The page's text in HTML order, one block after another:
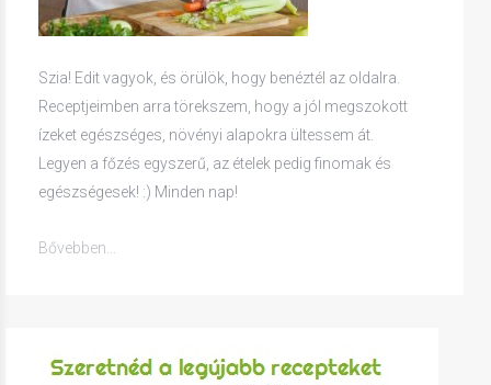
Szia! Edit vagyok, és örülök, hogy benéztél az oldalra.
Receptjeimben arra törekszem, hogy a jól megszokott
ízeket egészséges, növényi alapokra ültessem át.
Legyen a főzés egyszerű, az ételek pedig finomak és
egészségesek! :) Minden nap!
Bővebben...